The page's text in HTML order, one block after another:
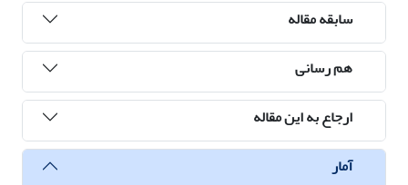
سابقه مقاله
هم رسانی
ارجاع به این مقاله
آمار